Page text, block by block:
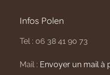
Infos Polen
Tel : 06 38 41 90 73
Mail : Envoyer un mail à